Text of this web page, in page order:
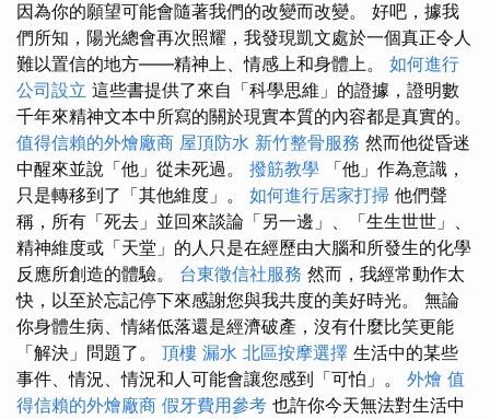
因為你的願望可能會隨著我們的改變而改變。 好吧，據我
們所知，陽光總會再次照耀，我發現凱文處於一個真正令人
難以置信的地方——精神上、情感上和身體上。 如何進行
公司設立 這些書提供了來自「科學思維」的證據，證明數
千年來精神文本中所寫的關於現實本質的內容都是真實的。
值得信賴的外燴廠商 屋頂防水 新竹整骨服務 然而他從昏迷
中醒來並說「他」從未死過。 撥筋教學 「他」作為意識，
只是轉移到了「其他維度」。 如何進行居家打掃 他們聲
稱，所有「死去」並回來談論「另一邊」、「生生世世」、
精神維度或「天堂」的人只是在經歷由大腦和所發生的化學
反應所創造的體驗。 台東徵信社服務 然而，我經常動作太
快，以至於忘記停下來感謝您與我共度的美好時光。 無論
你身體生病、情緒低落還是經濟破產，沒有什麼比笑更能
「解決」問題了。 頂樓 漏水 北區按摩選擇 生活中的某些
事件、情況、情況和人可能會讓您感到「可怕」。 外燴 值
得信賴的外燴廠商 假牙費用參考 也許你今天無法對生活中